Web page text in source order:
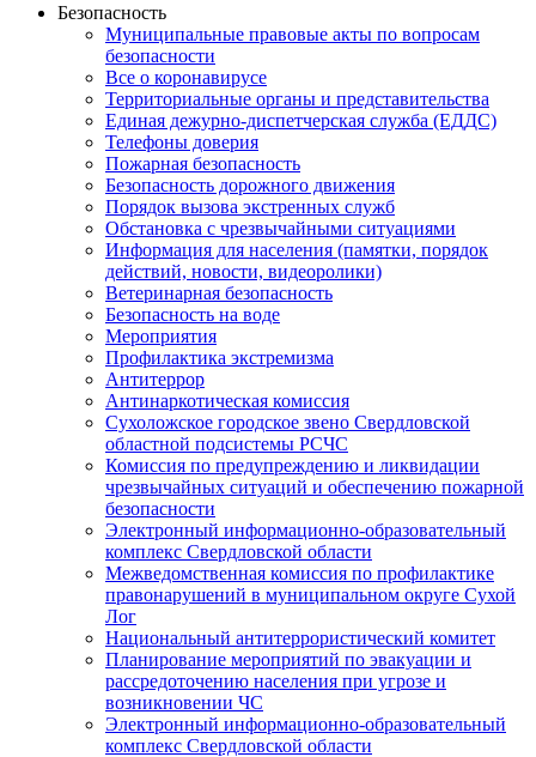
Безопасность
Муниципальные правовые акты по вопросам
безопасности
Все о коронавирусе
Территориальные органы и представительства
Единая дежурно-диспетчерская служба (ЕДДС)
Телефоны доверия
Пожарная безопасность
Безопасность дорожного движения
Порядок вызова экстренных служб
Обстановка с чрезвычайными ситуациями
Информация для населения (памятки, порядок
действий, новости, видеоролики)
Ветеринарная безопасность
Безопасность на воде
Мероприятия
Профилактика экстремизма
Антитеррор
Антинаркотическая комиссия
Сухоложское городское звено Свердловской
областной подсистемы РСЧС
Комиссия по предупреждению и ликвидации
чрезвычайных ситуаций и обеспечению пожарной
безопасности
Электронный информационно-образовательный
комплекс Cвердловской области
Межведомственная комиссия по профилактике
правонарушений в муниципальном округе Сухой
Лог
Национальный антитеррористический комитет
Планирование мероприятий по эвакуации и
рассредоточению населения при угрозе и
возникновении ЧС
Электронный информационно-образовательный
комплекс Свердловской области